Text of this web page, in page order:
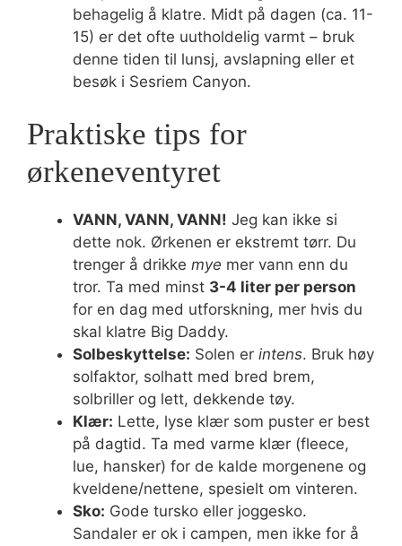
behagelig å klatre. Midt på dagen (ca. 11-
15) er det ofte uutholdelig varmt – bruk
denne tiden til lunsj, avslapning eller et
besøk i Sesriem Canyon.
Praktiske tips for
ørkeneventyret
VANN, VANN, VANN! Jeg kan ikke si
dette nok. Ørkenen er ekstremt tørr. Du
trenger å drikke mye mer vann enn du
tror. Ta med minst 3-4 liter per person
for en dag med utforskning, mer hvis du
skal klatre Big Daddy.
Solbeskyttelse: Solen er intens. Bruk høy
solfaktor, solhatt med bred brem,
solbriller og lett, dekkende tøy.
Klær: Lette, lyse klær som puster er best
på dagtid. Ta med varme klær (fleece,
lue, hansker) for de kalde morgenene og
kveldene/nettene, spesielt om vinteren.
Sko: Gode tursko eller joggesko.
Sandaler er ok i campen, men ikke for å